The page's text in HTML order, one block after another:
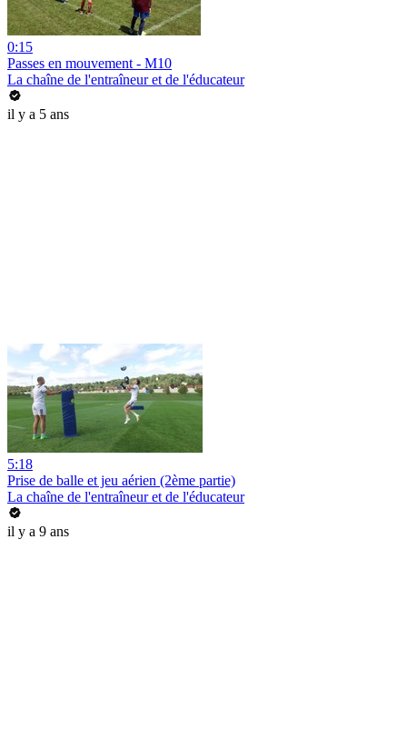
0:15
Passes en mouvement - M10
La chaîne de l'entraîneur et de l'éducateur
il y a 5 ans
5:18
Prise de balle et jeu aérien (2ème partie)
La chaîne de l'entraîneur et de l'éducateur
il y a 9 ans